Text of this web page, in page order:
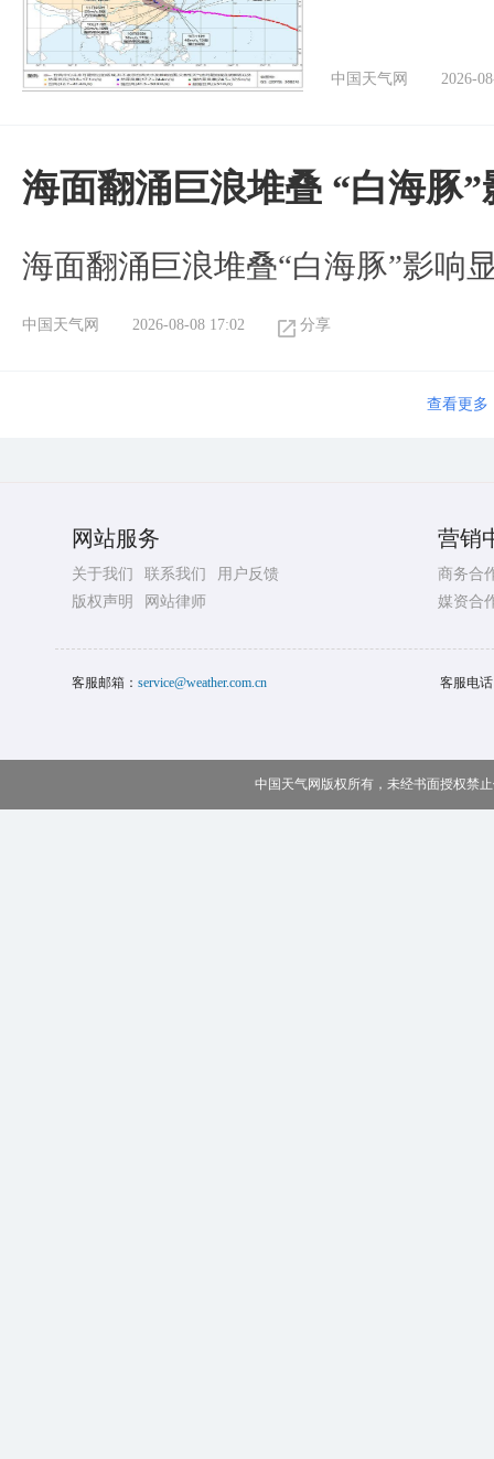
中国天气网 2026-
海面翻涌巨浪堆叠 “白海豚”
海面翻涌巨浪堆叠“白海豚”影响
中国天气网 2026-08-08 17:02 分享
查看更多
网站服务
关于我们 联系我们
用户反馈
版权声明
网站律师
营销
商务合
媒资合
客服邮箱： service@weather.com.cn 客服电
中国天气网版权所有，未经书面授权